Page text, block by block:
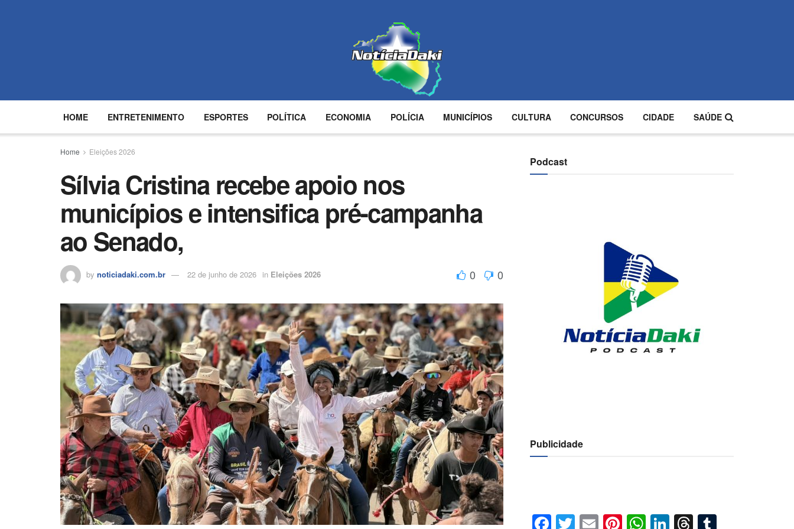
HOME ENTRETENIMENTO ESPORTES POLÍTICA ECONOMIA POLÍCIA MUNICÍPIOS CULTURA CONCURSOS CIDADE SAÚDE
Home Eleições 2026
Sílvia Cristina recebe apoio nos
municípios e intensifica pré-campanha
ao Senado,
by noticiadaki.com.br 22 de junho de 2026 in Eleições 2026 0 0
Podcast
Publicidade
Facebook
Twitter
EmailPinterest
WhatsApp
LinkedIn
Threads